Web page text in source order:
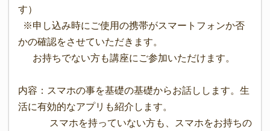
す）
※申し込み時にご使用の携帯がスマートフォンか否
かの確認をさせていただきます。
お持ちでない方も講座にご参加いただけます。
内容：スマホの事を基礎の基礎からお話しします。生
活に有効的なアプリも紹介します。
スマホを持っていない方も、スマホをお持ちの